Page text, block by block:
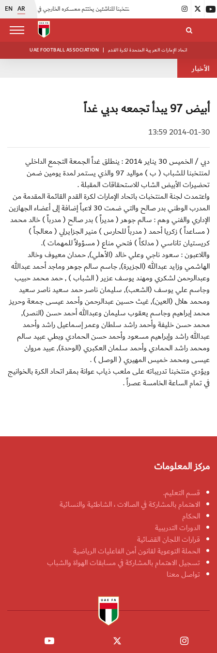
EN AR
اتحاد الكرة يُنظم ورشة عمل للمراقبين المعتمدين |
UAE FOOTBALL ASSOCIATION | اتحاد الإمارات العربية المتحدة لكرة القدم
الأخبار
أبيض 97 يبدأ تجمعه بدبي غداً
2014-01-30 13:59
دبي / الخميس 30 يناير 2014 : ينطلق غداً الجمعة التجمع الداخلي
لمنتخبنا للشباب ( ب ) مواليد 97 والذي يستمر لمدة يومين ضمن
تحضيرات الأبيض الشاب للاستحقاقات المقبلة .
واعتمدت لجنة المنتخبات باتحاد الإمارات لكرة القدم القائمة المقدمة من
المدرب الوطني بدر صالح والتي ضمت 30 لاعباً إضافة إلى أعضاء الجهازين
الإداري والفني وهم : سالم جوهر ( مديراً ) بدر صالح ( مدرباً ) خالد محمد
( مساعداً ) زكريا أحمد ( مدرباً للحارس ) منير الجزايرلي ( معالجاً )
كريستيان تاناسي ( مدلكاً ) فتحي مناع ( مسؤولاً للمهمات ).
واللاعبون : سعود ناجي وعلي خالد (الأهلي), حمدان معيوف وخالد
الهاشمي وزايد عبدالله (الجزيرة), جاسم سالم جوهر وماجد أحمد عبدالله
وعبدالرحمن لشكري ومهند يوسف عزير ( الشباب ) , حمد محمد حبيب
وجاسم علي يوسف (الشعب), سليمان ناصر حمد سعيد ناصر سعيد
ومحمد هلال (العين), غيث حسين عبدالرحمن وأحمد عيسى جمعة وحريز
محمد إبراهيم وجاسم يعقوب سليمان وعبدالله أحمد حسن (النصر),
محمد حسن خليفة وأحمد راشد سلطان وعمر إسماعيل راشد وأحمد
عبدالله راشد وإبراهيم مسعود وأحمد حسن الحمادي وبطي عبيد سالم
ومحمد راشد الحمادي وأحمد سلمان العكبري (الوحدة), عبيد مروان
عيسى ومحمد خميس المهيري ( الوصل ) .
ويؤدي منتخبنا تدريباته على ملعب ذياب عوانة بمقر اتحاد الكرة بالخوانيج
في تمام الساعة الخامسة عصراً .
مركز المعلومات
قسم التعليم.
الاهتمام بالمشاركة في الصالات ، الشاطئية والنسائية
الحكام
الدورات التدريبية
قرارات اللجان القضائية
الحملة التوعوية لقانون أمن الفاعليات الرياضية
تسجيل الاهتمام بالمشاركة في مسابقات الهواة والشباب
تواصل معنا